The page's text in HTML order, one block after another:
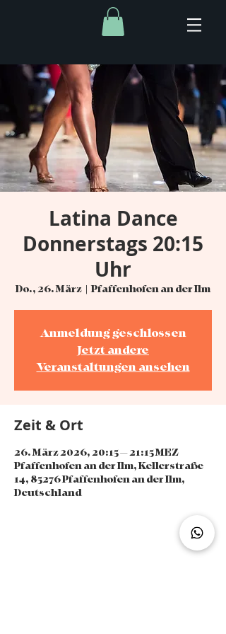
Latina Dance
Donnerstags 20:15
Uhr
Do., 26. März
  |
Pfaffenhofen an der Ilm
Anmeldung geschlossen
Jetzt andere
Veranstaltungen ansehen
Zeit & Ort
26. März 2026, 20:15 – 21:15 MEZ
Pfaffenhofen an der Ilm, Kellerstraße
14, 85276 Pfaffenhofen an der Ilm,
Deutschland